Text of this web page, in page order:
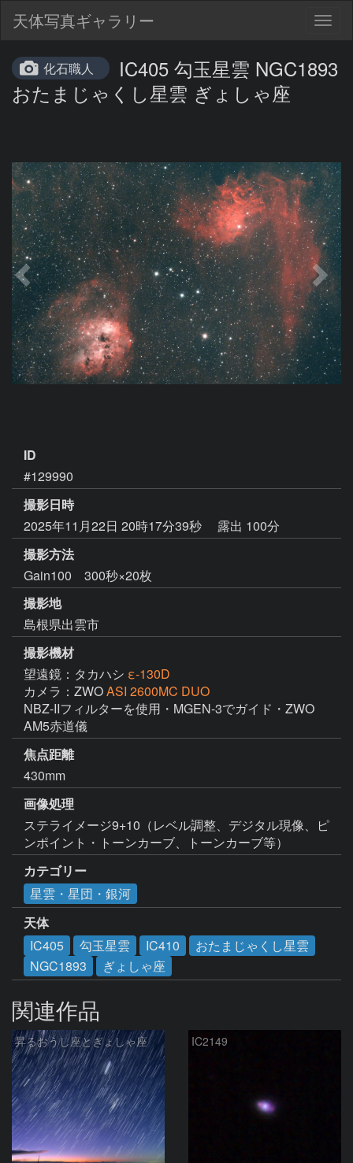
天体写真ギャラリー
化石職人
IC405 勾玉星雲 NGC1893
おたまじゃくし星雲 ぎょしゃ座
ID
#129990
撮影日時
2025年11月22日 20時17分39秒
露出 100分
撮影方法
Gain100 300秒×20枚
撮影地
島根県出雲市
撮影機材
望遠鏡：タカハシ ε-130D
カメラ：ZWOASI 2600MC DUO
NBZ-IIフィルターを使用・MGEN-3でガイド・ZWO
AM5赤道儀
焦点距離
430mm
画像処理
ステライメージ9+10（レベル調整、デジタル現像、ピ
ンポイント・トーンカーブ、トーンカーブ等）
カテゴリー
星雲・星団・銀河
天体
IC405
勾玉星雲 IC410
おたまじゃくし星雲
NGC1893
ぎょしゃ座
関連作品
昇るおうし座とぎょしゃ座 IC2149